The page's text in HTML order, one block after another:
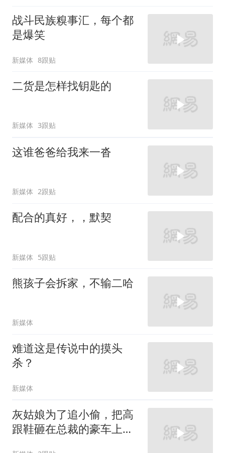
战斗民族糗事汇，每个都
是爆笑
新媒体 8跟贴
二货是怎样找钥匙的
新媒体 3跟贴
这谁爸爸给我来一沓
新媒体 2跟贴
配合的真好，，默契
新媒体 5跟贴
熊孩子会拆家，不输二哈
新媒体
难道这是传说中的摸头
杀？
新媒体
灰姑娘为了追小偷，把高
跟鞋砸在总裁的豪车上，